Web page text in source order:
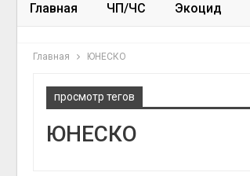
Главная ЧП/ЧС Экоцид
Главная ЮНЕСКО
просмотр тегов
ЮНЕСКО